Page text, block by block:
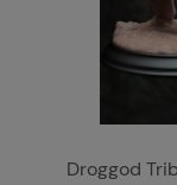
Droggod